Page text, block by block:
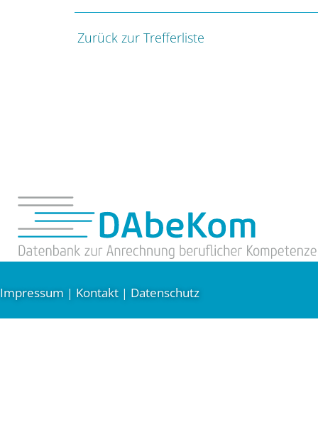
Zurück zur Trefferliste
Impressum | Kontakt | Datenschutz